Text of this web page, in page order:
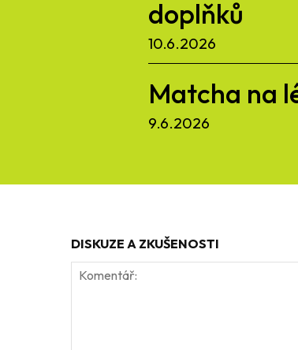
doplňků
10.6.2026
Matcha na
9.6.2026
DISKUZE A ZKUŠENOSTI